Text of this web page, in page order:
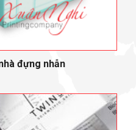
đựng nhẫn